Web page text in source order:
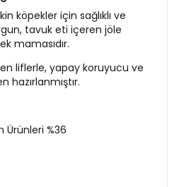
köpekler için sağlıklı ve
tavuk eti içeren jöle
mamasıdır.
liflerle, yapay koruyucu ve
hazırlanmıştır.
Ürünleri %36